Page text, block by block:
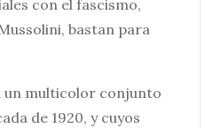
con el fascismo,
bastan para
un multicolor conjunto
de 1920, y cuyos